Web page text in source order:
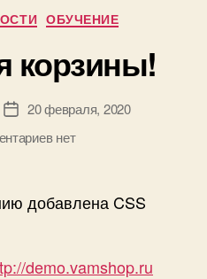
РубрикиОБУЧЕНИЕ
корзины!
Дата20 февраля, 2020
к
корзины!
нет
добавлена CSS
demo.vamshop.ru